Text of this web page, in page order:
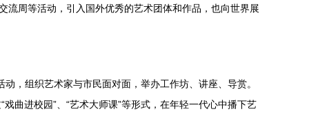
流周等活动，引入国外优秀的艺术团体和作品，也向世界展
，组织艺术家与市民面对面，举办工作坊、讲座、导赏。
曲进校园”、“艺术大师课”等形式，在年轻一代心中播下艺